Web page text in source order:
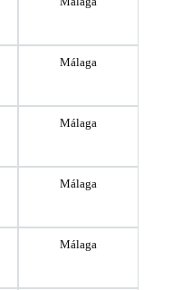
Málaga
Málaga
Málaga
Málaga